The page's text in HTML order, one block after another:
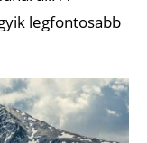
legfontosabb